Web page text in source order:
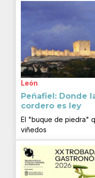
León
Peñafiel: Donde
cordero es ley
El "buque de piedra"
viñedos